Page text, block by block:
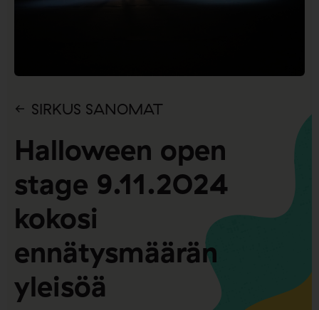
SIRKUS SANOMAT
Halloween open
stage 9.11.2024
kokosi
ennätysmäärän
yleisöä